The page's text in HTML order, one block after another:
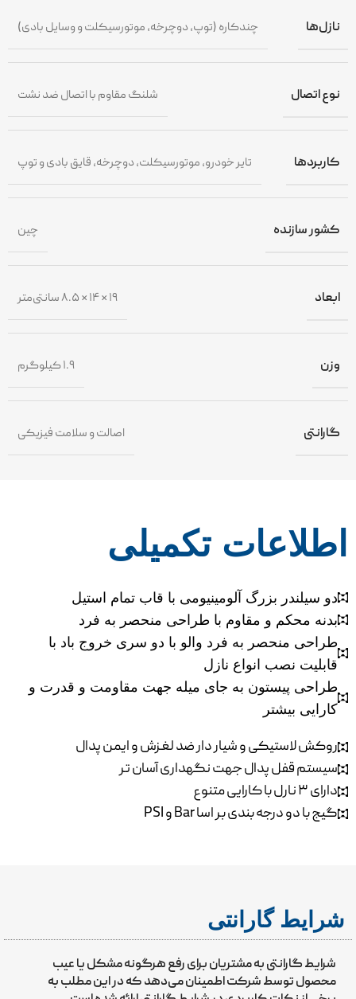
نازل‌ها چندکاره (توپ، دوچرخه، موتورسیکلت و وسایل بادی)
نوع اتصال شلنگ مقاوم با اتصال ضد نشت
کاربردها تایر خودرو، موتورسیکلت، دوچرخه، قایق بادی و توپ
کشور سازنده چین
ابعاد ۱۹ × ۱۴ × ۸.۵ سانتی‌متر
وزن ۱.۹ کیلوگرم
گارانتی اصالت و سلامت فیزیکی
اطلاعات تکمیلی
دو سیلندر بزرگ آلومینیومی با قاب تمام استیل
بدنه محکم و مقاوم با طراحی منحصر به فرد
طراحی منحصر به فرد والو با دو سری خروج باد با
قابلیت نصب انواع نازل
طراحی پیستون به جای میله جهت مقاومت و قدرت و
کارایی بیشتر
روکش لاستیکی و شیار دار ضد لغزش و ایمن پدال
سیستم قفل پدال جهت نگهداری آسان تر
دارای ۳ نارل با کارایی متنوع
گیج با دو درجه بندی بر اسا Bar و PSI
شرایط گارانتی
شرایط گارانتی به مشتریان برای رفع هرگونه مشکل یا عیب
محصول توسط شرکت اطمینان می‌دهد که در این مطلب به